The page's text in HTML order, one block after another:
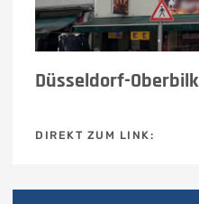
Düsseldorf-Oberbilk
DIREKT ZUM LINK: